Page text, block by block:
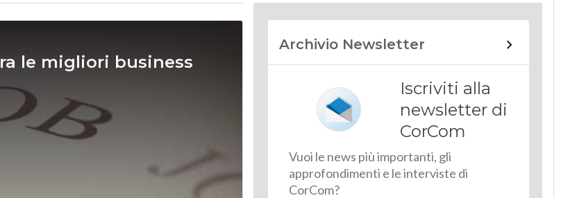
le migliori business
Archivio Newsletter
Iscriviti alla
newsletter di
CorCom
Vuoi le news più importanti, gli
approfondimenti e le interviste di
CorCom?